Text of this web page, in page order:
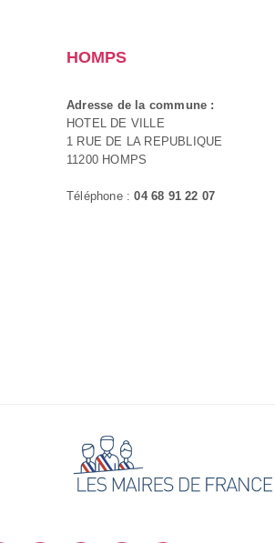
HOMPS
Adresse de la commune :
HOTEL DE VILLE
1 RUE DE LA REPUBLIQUE
11200 HOMPS
Téléphone :04 68 91 22 07